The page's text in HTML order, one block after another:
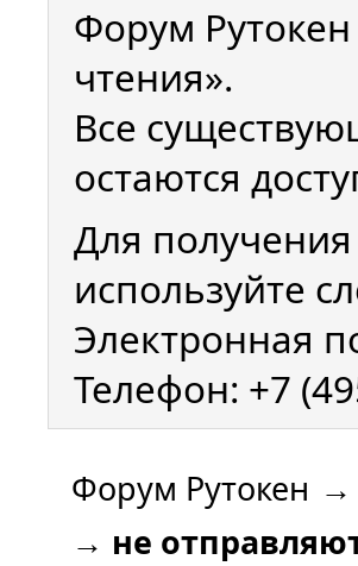
Форум
чтения».
Все
остаются
Для
используйте
Электронная
Телефон: +7
Форум Рутокен →
→ не